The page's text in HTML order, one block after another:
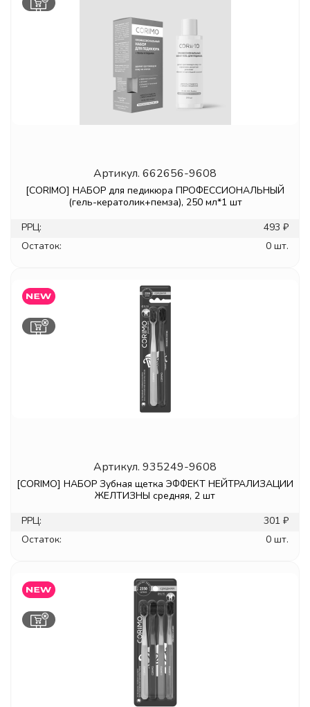
Артикул. 662656-9608
[CORIMO] НАБОР для педикюра ПРОФЕССИОНАЛЬНЫЙ
(гель-кератолик+пемза), 250 мл*1 шт
РРЦ:
493 ₽
Остаток:
0 шт.
Артикул. 935249-9608
[CORIMO] НАБОР Зубная щетка ЭФФЕКТ НЕЙТРАЛИЗАЦИИ
ЖЕЛТИЗНЫ средняя, 2 шт
РРЦ:
301 ₽
Остаток:
0 шт.